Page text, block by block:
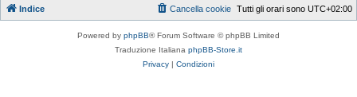
Indice Tutti gli orari sono UTC+02:00
Cancella cookie
Powered by phpBB® Forum Software © phpBB Limited
Traduzione Italiana phpBB-Store.it
Privacy | Condizioni